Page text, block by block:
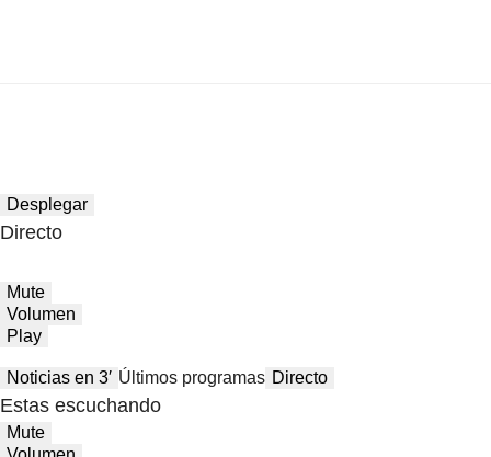
Desplegar
Directo
Mute
Volumen
Play
Noticias en 3′ Últimos programas Directo
Estas escuchando
Mute